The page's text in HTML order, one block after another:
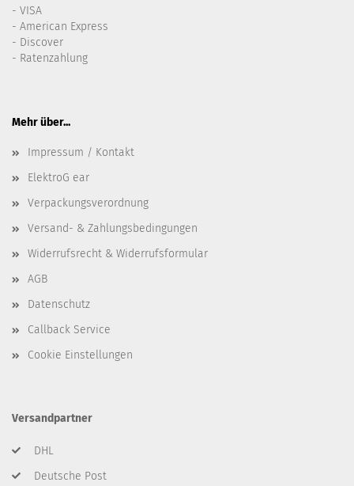
- VISA
- American Express
- Discover
- Ratenzahlung
Mehr über...
Impressum / Kontakt
ElektroG ear
Verpackungsverordnung
Versand- & Zahlungsbedingungen
Widerrufsrecht & Widerrufsformular
AGB
Datenschutz
Callback Service
Cookie Einstellungen
Versandpartner
DHL
Deutsche Post